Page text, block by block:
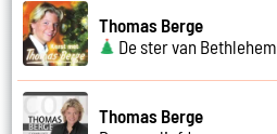
Thomas Berge
De ster van Bethlehem
Thomas Berge